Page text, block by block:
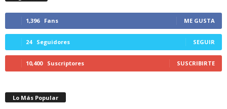
1,396 Fans ME GUSTA
24 Seguidores SEGUIR
10,400 Suscriptores SUSCRIBIRTE
Lo Más Popular